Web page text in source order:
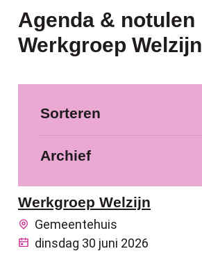
Agenda & notulen
Werkgroep Welzijn
Filter op
Sorteren
Archief
Werkgroep Welzijn
Gemeentehuis
dinsdag 30 juni 2026